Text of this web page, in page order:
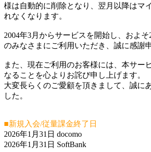
様は自動的に削除となり、翌月以降はマ
れなくなります。
2004年3月からサービスを開始し、およそ
のみなさまにご利用いただき、誠に感謝
また、現在ご利用のお客様には、本サー
なることを心よりお詫び申し上げます。
大変長らくのご愛顧を頂きまして、誠に
した。
■新規入会/従量課金終了日
2026年1月31日 docomo
2026年1月31日 SoftBank